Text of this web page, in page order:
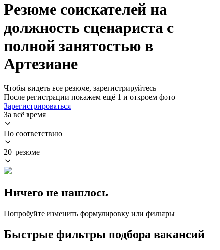
Резюме соискателей на
должность сценариста с
полной занятостью в
Артезиане
Чтобы видеть все резюме, зарегистрируйтесь
После регистрации покажем ещё 1 и откроем фото
Зарегистрироваться
За всё время
По соответствию
20 резюме
Ничего не нашлось
Попробуйте изменить формулировку или фильтры
Быстрые фильтры подбора вакансий